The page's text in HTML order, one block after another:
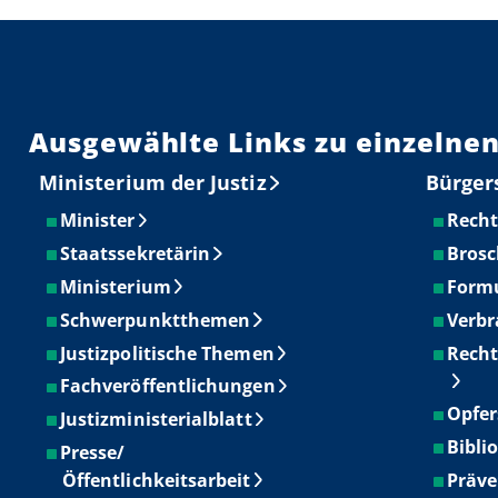
Ausgewählte Links zu
Ministerium der Justiz
Minister
Staatssekretärin
Ministerium
Schwerpunktthemen
Justizpolitische Themen
Fachveröffentlichungen
Justizministerialblatt
Presse/
Öffentlichkeitsarbeit